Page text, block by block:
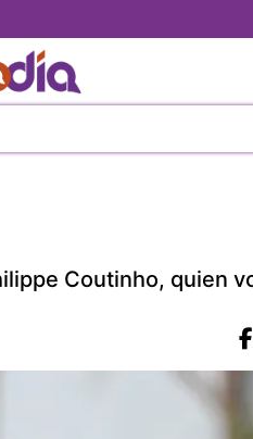
al
contenido
principal
Coutinho, quien